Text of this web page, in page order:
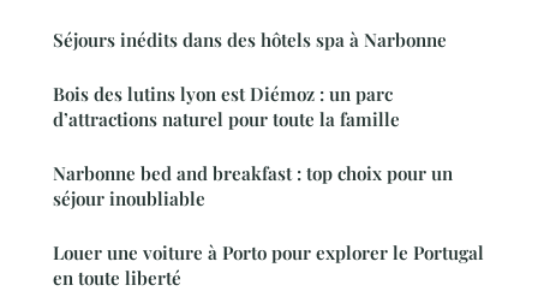
Séjours inédits dans des hôtels spa à Narbonne
Bois des lutins lyon est Diémoz : un parc
d’attractions naturel pour toute la famille
Narbonne bed and breakfast : top choix pour un
séjour inoubliable
Louer une voiture à Porto pour explorer le Portugal
en toute liberté